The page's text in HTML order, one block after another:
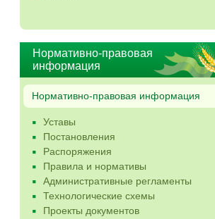
Нормативно-правовая
информация
Нормативно-правовая информация
Уставы
Постановления
Распоряжения
Правила и нормативы
Административные регламенты
Технологические схемы
Проекты документов